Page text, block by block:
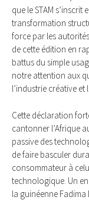
que le STAM
transformation
force par les
de cette édition en
battus du simple
notre attention aux
l’industrie créative et
Cette déclaration
cantonner l’Afrique
passive des
de faire basculer
consommateur à
technologique. Un
la guinéenne Fadima